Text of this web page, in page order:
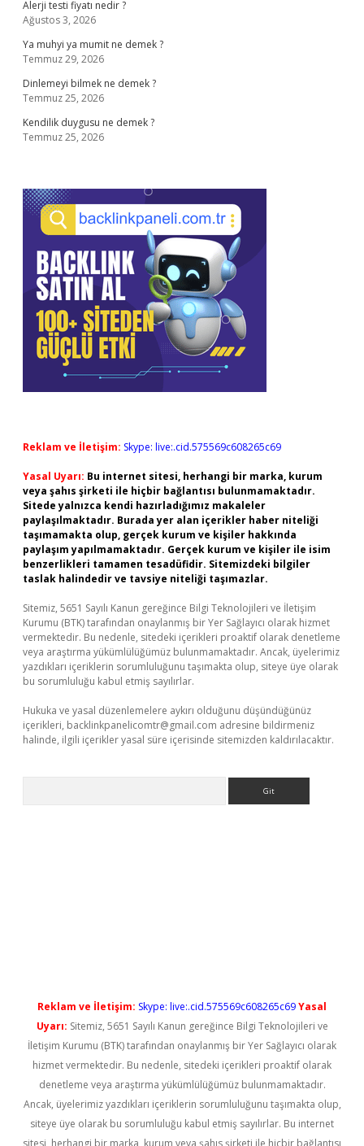
Alerji testi fiyatı nedir ?
Ağustos 3, 2026
Ya muhyi ya mumit ne demek ?
Temmuz 29, 2026
Dinlemeyi bilmek ne demek ?
Temmuz 25, 2026
Kendilik duygusu ne demek ?
Temmuz 25, 2026
Reklam ve İletişim: Skype: live:.cid.575569c608265c69
Yasal Uyarı: Bu internet sitesi, herhangi bir marka, kurum
veya şahıs şirketi ile hiçbir bağlantısı bulunmamaktadır.
Sitede yalnızca kendi hazırladığımız makaleler
paylaşılmaktadır. Burada yer alan içerikler haber niteliği
taşımamakta olup, gerçek kurum ve kişiler hakkında
paylaşım yapılmamaktadır. Gerçek kurum ve kişiler ile isim
benzerlikleri tamamen tesadüfidir. Sitemizdeki bilgiler
taslak halindedir ve tavsiye niteliği taşımazlar.
Sitemiz, 5651 Sayılı Kanun gereğince Bilgi Teknolojileri ve İletişim
Kurumu (BTK) tarafından onaylanmış bir Yer Sağlayıcı olarak hizmet
vermektedir. Bu nedenle, sitedeki içerikleri proaktif olarak denetleme
veya araştırma yükümlülüğümüz bulunmamaktadır. Ancak, üyelerimiz
yazdıkları içeriklerin sorumluluğunu taşımakta olup, siteye üye olarak
bu sorumluluğu kabul etmiş sayılırlar.
Hukuka ve yasal düzenlemelere aykırı olduğunu düşündüğünüz
içerikleri, backlinkpanelicomtr@gmail.com adresine bildirmeniz
halinde, ilgili içerikler yasal süre içerisinde sitemizden kaldırılacaktır.
Reklam ve İletişim: Skype: live:.cid.575569c608265c69Yasal
Uyarı: Sitemiz, 5651 Sayılı Kanun gereğince Bilgi Teknolojileri ve
İletişim Kurumu (BTK) tarafından onaylanmış bir Yer Sağlayıcı olarak
hizmet vermektedir. Bu nedenle, sitedeki içerikleri proaktif olarak
denetleme veya araştırma yükümlülüğümüz bulunmamaktadır.
Ancak, üyelerimiz yazdıkları içeriklerin sorumluluğunu taşımakta olup,
siteye üye olarak bu sorumluluğu kabul etmiş sayılırlar. Bu internet
sitesi, herhangi bir marka, kurum veya şahıs şirketi ile hiçbir bağlantısı